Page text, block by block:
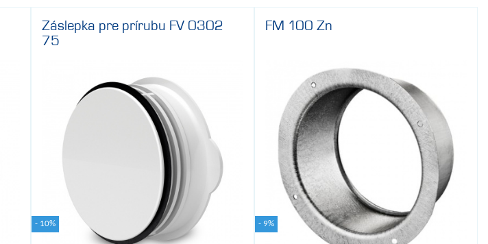
Záslepka pre prírubu FV 0302
75
- 10%
FM 100 Zn
- 9%